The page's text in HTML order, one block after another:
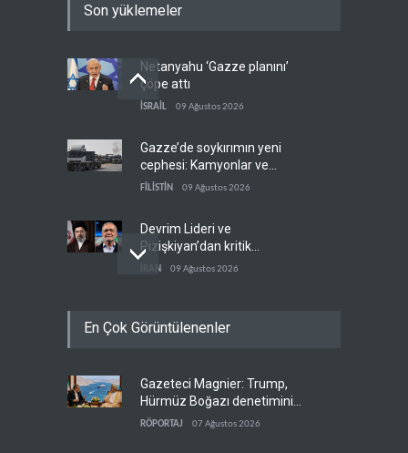
Son yüklemeler
Netanyahu ‘Gazze planını’
çöpe attı
İSRAİL 09 Ağustos 2026
Gazze’de soykırımın yeni
cephesi: Kamyonlar ve
sürücüler de hedefte
FİLİSTİN 09 Ağustos 2026
Devrim Lideri ve
Pizişkiyan’dan kritik
görüşme
İRAN 09 Ağustos 2026
güçlere büyük operasyon
Grönland’da izinsiz sondaj
hamlesi
BATI YARIM KÜRE
En Çok Görüntülenenler
Gazeteci Magnier: Trump,
Hürmüz Boğazı denetimini
doğrudan İran ve Umman'a
RÖPORTAJ 07 Ağustos 2026